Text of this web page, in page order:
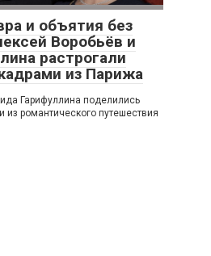
и объятия без
Воробьёв и
растрогали
из Парижа
Гарифуллина поделились
романтического путешествия